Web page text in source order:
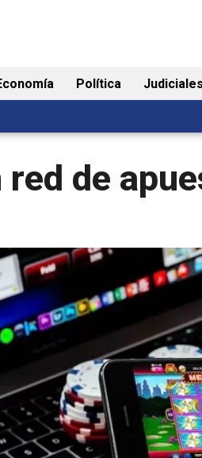
Política Judiciales
de